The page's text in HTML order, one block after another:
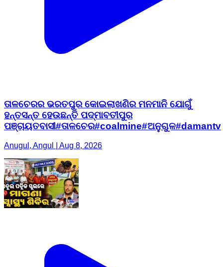
ତାଳଚେରର ଭରତପୁର କୋଇଲାଖଣିର ମନମାନି ଯୋଗୁଁ
ହନ୍ତସନ୍ତ ହେଉଛନ୍ତି ପଦ୍ମାବତୀପୁର
ପଞ୍ଚାୟତବାସୀ#ତାଳଚେର#coalmine#ଅନୁଗୁଳ#damantv
Anugul, Angul | Aug 8, 2026